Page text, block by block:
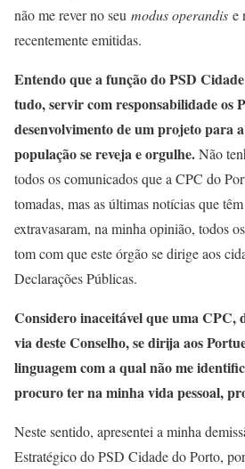
não me rever no seu modus operandis e
recentemente emitidas.
Entendo que a função do PSD
tudo, servir com responsabilidade os
desenvolvimento de um projeto para
população se reveja e orgulhe.Não
todos os comunicados que a CPC do
tomadas, mas as últimas notícias que
extravasaram, na minha opinião, todos
tom com que este órgão se dirige aos
Declarações Públicas.
Considero inaceitável que uma CPC,
via deste Conselho, se dirija aos
linguagem com a qual não me
procuro ter na minha vida pessoal,
Neste sentido, apresentei a minha
Estratégico do PSD Cidade do Porto,